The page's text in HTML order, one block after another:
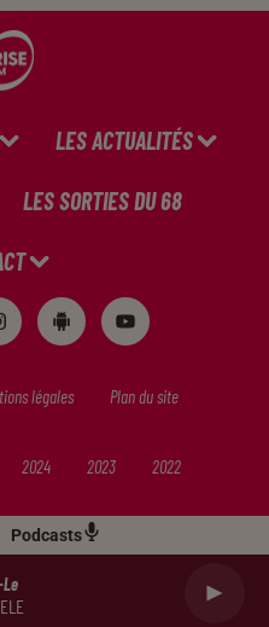
Podcasts
LES ACTUALITÉS
LES SORTIES DU 68
légales Plan du site
2024 2023 2022